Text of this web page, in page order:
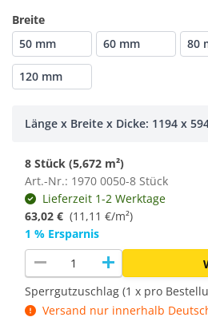
Breite
50 mm
60 mm 80
120 mm
Länge x Breite x Dicke: 1194 x
8 Stück (5,672 m²)
Art.-Nr.: 1970 0050-8 Stück
Lieferzeit 1-2 Werktage
63,02 € (11,11 €/m²)
1 % Ersparnis
remove add
Sperrgutzuschlag (1 x pro
Versand nur innerhalb